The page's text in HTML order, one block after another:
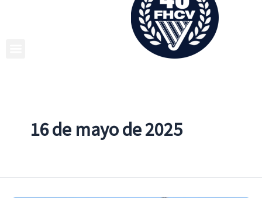
16 de mayo de 2025